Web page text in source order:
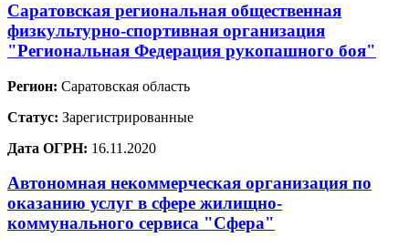
Саратовская региональная общественная
физкультурно-спортивная организация
"Региональная Федерация рукопашного боя"
Регион: Саратовская область
Статус: Зарегистрированные
Дата ОГРН: 16.11.2020
Автономная некоммерческая организация по
оказанию услуг в сфере жилищно-
коммунального сервиса "Сфера"